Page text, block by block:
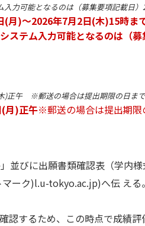
力可能となるのは（募集要項記載日）
)～2026年7月2日(木)15時ま
ステム入力可能となるのは（募
正午 ※郵送の場合は提出期限の日まで
)正午※郵送の場合は提出期限
並びに出願書類確認表（学内
マーク)l.u-tokyo.ac.jp)へ伝 え
するため、この時点で成績